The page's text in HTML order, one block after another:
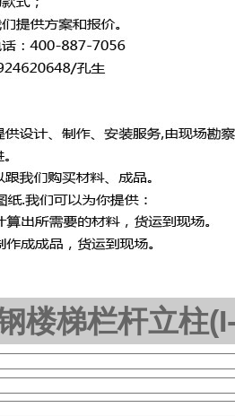
楼梯栏杆立柱